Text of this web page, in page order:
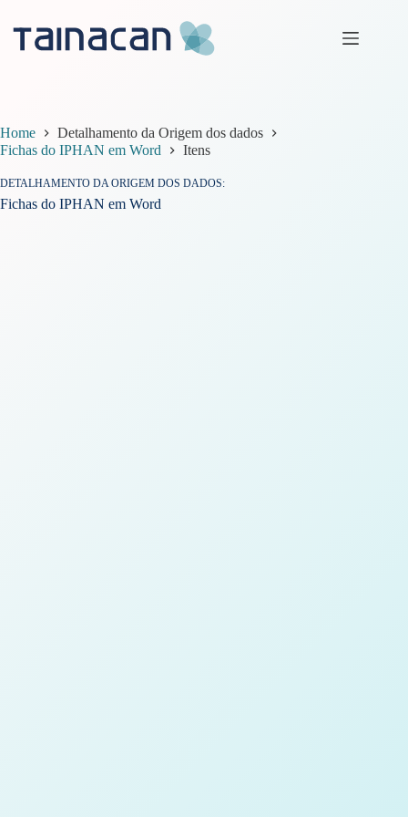
conteúdo
Home
Detalhamento da Origem dos dados
Fichas do IPHAN em Word
Itens
DETALHAMENTO DA ORIGEM DOS DADOS
Fichas do IPHAN em Word